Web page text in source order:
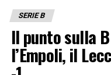
SERIE B
Il punto sulla
l’Empoli, il